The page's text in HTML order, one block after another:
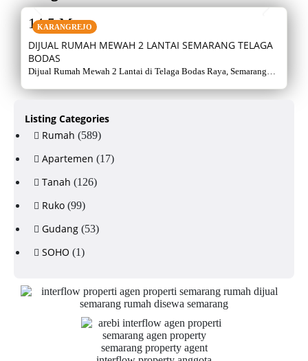
KARANGREJO
DIJUAL RUMAH MEWAH 2 LANTAI SEMARANG TELAGA
BODAS
Dijual Rumah Mewah 2 Lantai di Telaga Bodas Raya, Semarang
m², 5+1 kamar, listrik 5500 watt, air artetis. Lingkungan asri &
14,5 M
Listing Categories
Rumah (589)
Apartemen (17)
Tanah (126)
Ruko (99)
Gudang (53)
SOHO (1)